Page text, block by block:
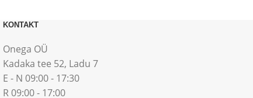
KONTAKT
Onega OÜ
Kadaka tee 52, Ladu 7
E - N 09:00 - 17:30
R 09:00 - 17:00